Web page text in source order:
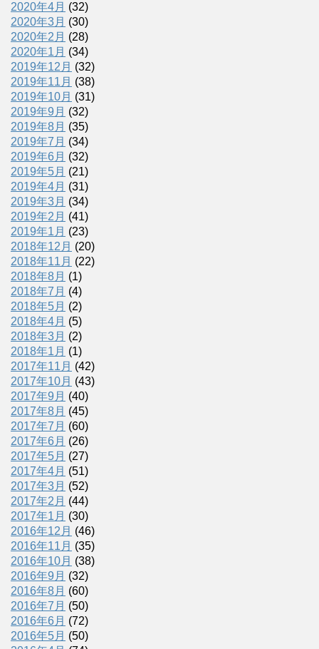
2020年4月 (32)
2020年3月 (30)
2020年2月 (28)
2020年1月 (34)
2019年12月 (32)
2019年11月 (38)
2019年10月 (31)
2019年9月 (32)
2019年8月 (35)
2019年7月 (34)
2019年6月 (32)
2019年5月 (21)
2019年4月 (31)
2019年3月 (34)
2019年2月 (41)
2019年1月 (23)
2018年12月 (20)
2018年11月 (22)
2018年8月 (1)
2018年7月 (4)
2018年5月 (2)
2018年4月 (5)
2018年3月 (2)
2018年1月 (1)
2017年11月 (42)
2017年10月 (43)
2017年9月 (40)
2017年8月 (45)
2017年7月 (60)
2017年6月 (26)
2017年5月 (27)
2017年4月 (51)
2017年3月 (52)
2017年2月 (44)
2017年1月 (30)
2016年12月 (46)
2016年11月 (35)
2016年10月 (38)
2016年9月 (32)
2016年8月 (60)
2016年7月 (50)
2016年6月 (72)
2016年5月 (50)